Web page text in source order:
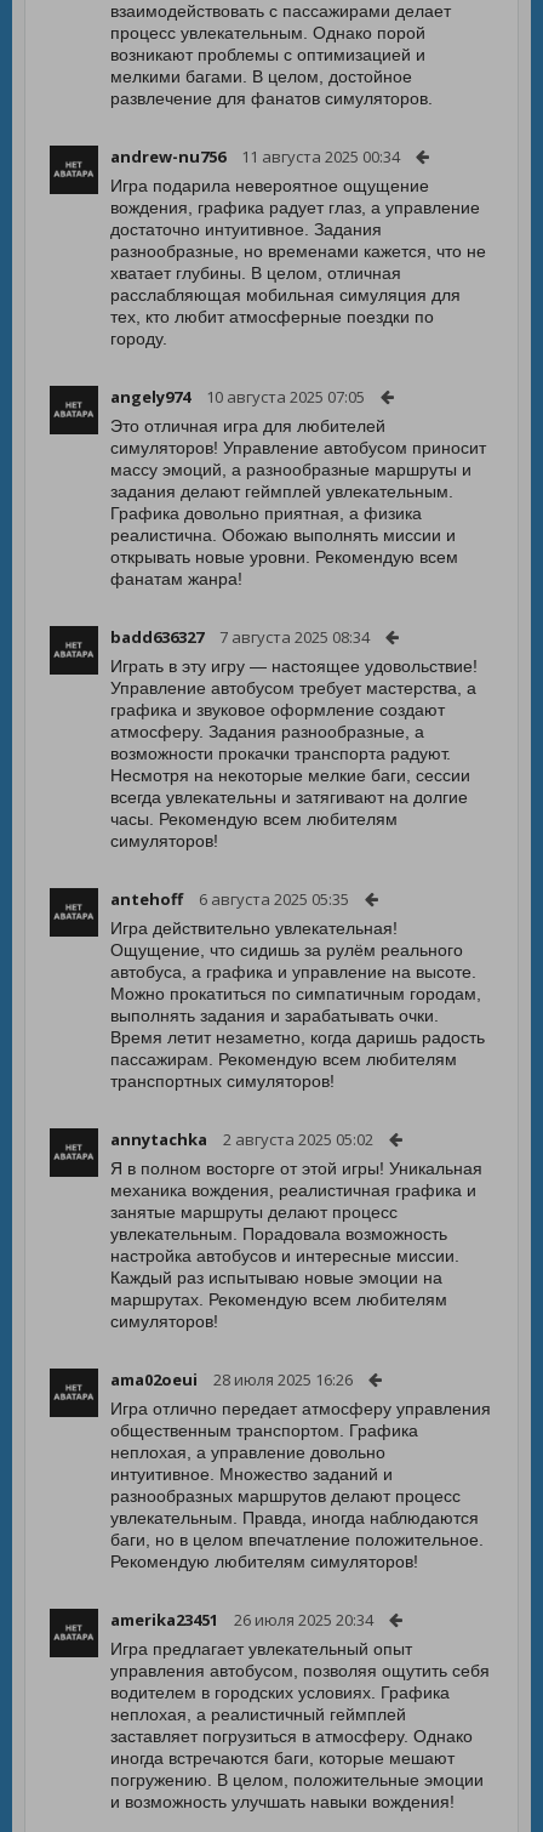
взаимодействовать с пассажирами делает
процесс увлекательным. Однако порой
возникают проблемы с оптимизацией и
мелкими багами. В целом, достойное
развлечение для фанатов симуляторов.
andrew-nu756 11 августа 2025 00:34
Игра подарила невероятное ощущение
вождения, графика радует глаз, а управление
достаточно интуитивное. Задания
разнообразные, но временами кажется, что не
хватает глубины. В целом, отличная
расслабляющая мобильная симуляция для
тех, кто любит атмосферные поездки по
городу.
angely974 10 августа 2025 07:05
Это отличная игра для любителей
симуляторов! Управление автобусом приносит
массу эмоций, а разнообразные маршруты и
задания делают геймплей увлекательным.
Графика довольно приятная, а физика
реалистична. Обожаю выполнять миссии и
открывать новые уровни. Рекомендую всем
фанатам жанра!
badd636327 7 августа 2025 08:34
Играть в эту игру — настоящее удовольствие!
Управление автобусом требует мастерства, а
графика и звуковое оформление создают
атмосферу. Задания разнообразные, а
возможности прокачки транспорта радуют.
Несмотря на некоторые мелкие баги, сессии
всегда увлекательны и затягивают на долгие
часы. Рекомендую всем любителям
симуляторов!
antehoff 6 августа 2025 05:35
Игра действительно увлекательная!
Ощущение, что сидишь за рулём реального
автобуса, а графика и управление на высоте.
Можно прокатиться по симпатичным городам,
выполнять задания и зарабатывать очки.
Время летит незаметно, когда даришь радость
пассажирам. Рекомендую всем любителям
транспортных симуляторов!
annytachka 2 августа 2025 05:02
Я в полном восторге от этой игры! Уникальная
механика вождения, реалистичная графика и
занятые маршруты делают процесс
увлекательным. Порадовала возможность
настройка автобусов и интересные миссии.
Каждый раз испытываю новые эмоции на
маршрутах. Рекомендую всем любителям
симуляторов!
ama02oeui 28 июля 2025 16:26
Игра отлично передает атмосферу управления
общественным транспортом. Графика
неплохая, а управление довольно
интуитивное. Множество заданий и
разнообразных маршрутов делают процесс
увлекательным. Правда, иногда наблюдаются
баги, но в целом впечатление положительное.
Рекомендую любителям симуляторов!
amerika23451 26 июля 2025 20:34
Игра предлагает увлекательный опыт
управления автобусом, позволяя ощутить себя
водителем в городских условиях. Графика
неплохая, а реалистичный геймплей
заставляет погрузиться в атмосферу. Однако
иногда встречаются баги, которые мешают
погружению. В целом, положительные эмоции
и возможность улучшать навыки вождения!